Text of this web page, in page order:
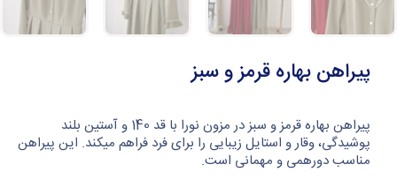
پیراهن بهاره قرمز و سبز
پیراهن بهاره قرمز و سبز در مزون نورا با قد 140 و آستین بلند
پوشیدگی، وقار و استایل زیبایی را برای فرد فراهم میکند. این پیراهن
مناسب دورهمی و مهمانی است.